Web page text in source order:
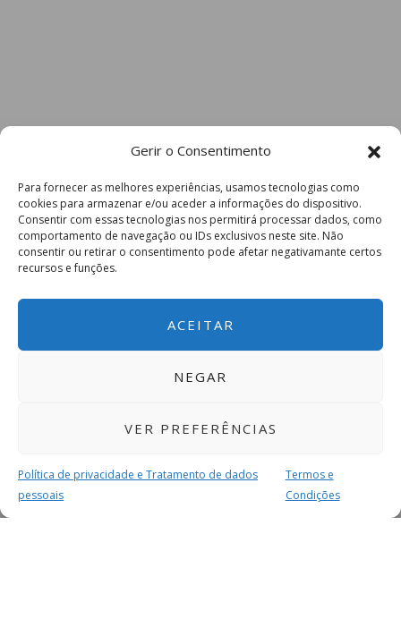
Gerir o Consentimento
Para fornecer as melhores experiências, usamos tecnologias como
cookies para armazenar e/ou aceder a informações do dispositivo.
Consentir com essas tecnologias nos permitirá processar dados, como
comportamento de navegação ou IDs exclusivos neste site. Não
consentir ou retirar o consentimento pode afetar negativamante certos
recursos e funções.
ACEITAR
NEGAR
VER PREFERÊNCIAS
Política de privacidade e Tratamento de dados
pessoais
Termos e
Condições